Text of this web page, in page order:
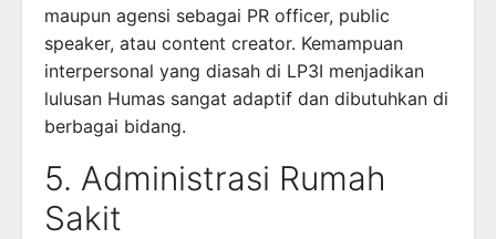
maupun agensi sebagai PR officer, public
speaker, atau content creator. Kemampuan
interpersonal yang diasah di LP3I menjadikan
lulusan Humas sangat adaptif dan dibutuhkan di
berbagai bidang.
5. Administrasi Rumah
Sakit